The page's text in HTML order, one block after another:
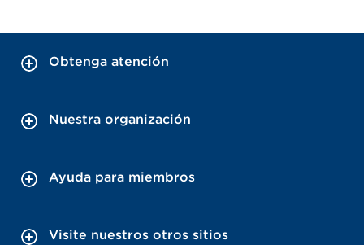
Obtenga atención
Nuestra organización
Ayuda para miembros
Visite nuestros otros sitios